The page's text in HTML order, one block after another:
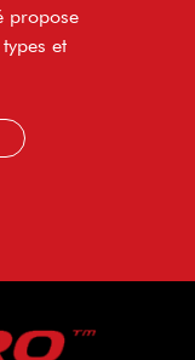
propose
et